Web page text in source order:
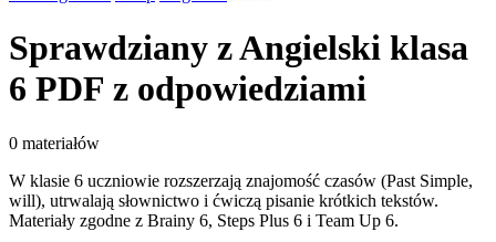
Sprawdziany zAngielski klasa
6 PDF z odpowiedziami
0 materiałów
W klasie 6 uczniowie rozszerzają znajomość czasów (Past Simple,
will), utrwalają słownictwo i ćwiczą pisanie krótkich tekstów.
Materiały zgodne z Brainy 6, Steps Plus 6 i Team Up 6.